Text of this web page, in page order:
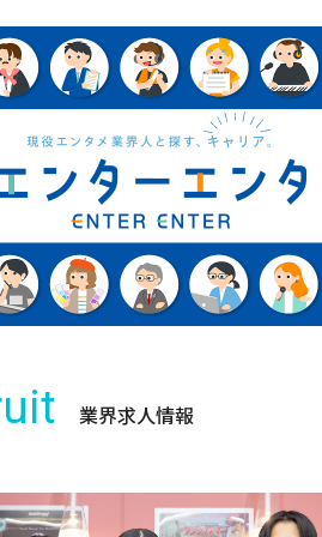
業界求人情報